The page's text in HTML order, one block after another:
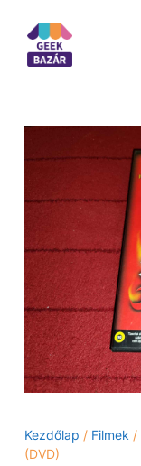
Kezdőlap / Filmek /
(DVD)